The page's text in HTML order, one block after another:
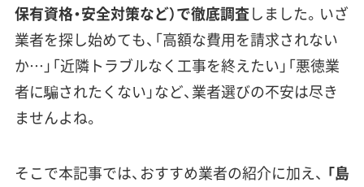
保有資格・安全対策など）で徹底調査しました。いざ
業者を探し始めても、「高額な費用を請求されない
か…」「近隣トラブルなく工事を終えたい」「悪徳業
者に騙されたくない」など、業者選びの不安は尽き
ませんよね。
そこで本記事では、おすすめ業者の紹介に加え、 「島